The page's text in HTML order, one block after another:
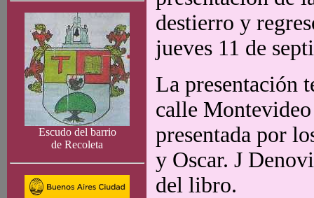
Escudo del barrio
de Recoleta
destierro y
jueves 11 de
La presentación
calle
presentada por
y Oscar. J
del libro.